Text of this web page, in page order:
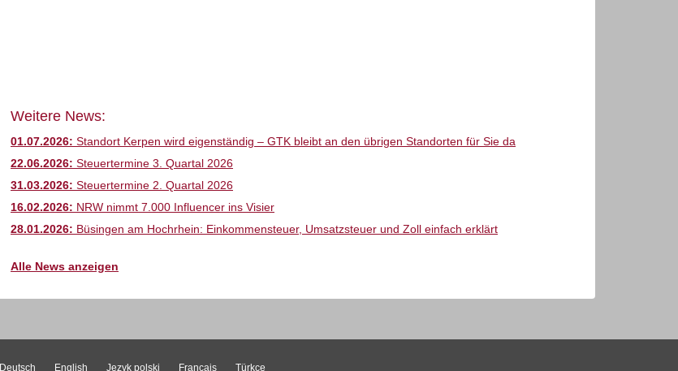
Weitere News:
01.07.2026: Standort Kerpen wird eigenständig – GTK bleibt an den übrigen Standorten für Sie da
22.06.2026: Steuertermine 3. Quartal 2026
31.03.2026: Steuertermine 2. Quartal 2026
16.02.2026: NRW nimmt 7.000 Influencer ins Visier
28.01.2026: Büsingen am Hochrhein: Einkommensteuer, Umsatzsteuer und Zoll einfach erklärt
Alle News anzeigen
Deutsch English Język polski Français Türkçe